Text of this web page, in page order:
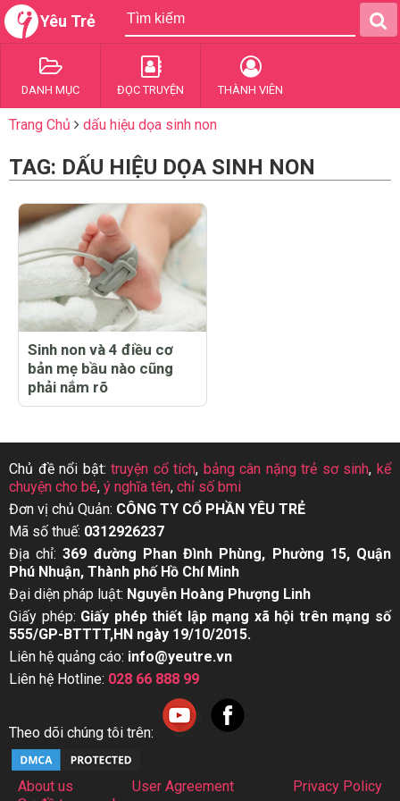
Yêu Trẻ
DANH MỤC ĐỌC TRUYỆN THÀNH VIÊN
Trang Chủ dấu hiệu dọa sinh non
TAG: DẤU HIỆU DỌA SINH NON
Sinh non và 4 điều cơ
bản mẹ bầu nào cũng
phải nắm rõ
Chủ đề nổi bật:truyện cổ tích, bảng cân nặng trẻ sơ sinh,kể
chuyện cho bé, ý nghĩa tên, chỉ số bmi
Đơn vị chủ Quản: CÔNG TY CỔ PHẦN YÊU TRẺ
Mã số thuế: 0312926237
Địa chỉ:369 đường Phan Đình Phùng, Phường 15, Quận
Phú Nhuận, Thành phố Hồ Chí Minh
Đại diện pháp luật: Nguyễn Hoàng Phượng Linh
Giấy phép: Giấy phép thiết lập mạng xã hội trên mạng số
555/GP-BTTTT,HN ngày 19/10/2015.
Liên hệ quảng cáo: info@yeutre.vn
Liên hệ Hotline: 028 66 888 99
Theo dõi chúng tôi trên:
About us User Agreement
Privacy Policy